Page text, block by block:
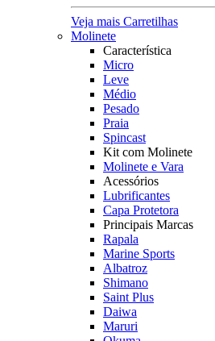
Veja mais Carretilhas
Molinete
Característica
Micro
Leve
Médio
Pesado
Praia
Spincast
Kit com Molinete
Molinete e Vara
Acessórios
Lubrificantes
Capa Protetora
Principais Marcas
Rapala
Marine Sports
Albatroz
Shimano
Saint Plus
Daiwa
Maruri